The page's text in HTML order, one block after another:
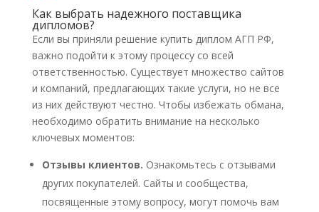
Как выбрать надежного поставщика
дипломов?
Если вы приняли решение купить диплом АГП РФ,
важно подойти к этому процессу со всей
ответственностью. Существует множество сайтов
и компаний, предлагающих такие услуги, но не все
из них действуют честно. Чтобы избежать обмана,
необходимо обратить внимание на несколько
ключевых моментов:
Отзывы клиентов. Ознакомьтесь с отзывами
других покупателей. Сайты и сообщества,
посвященные этому вопросу, могут помочь вам